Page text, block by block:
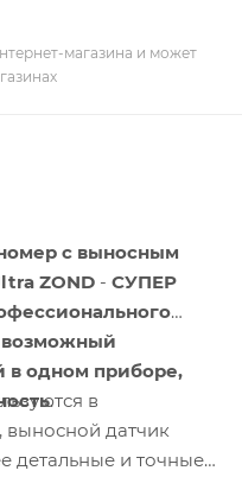
магазина и может
с выносным
ZOND - СУПЕР
возможный
в одном приборе,
.
в
датчик
детальные и точные